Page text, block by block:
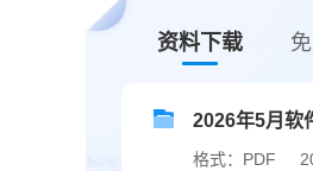
资料下载
2026年5月软
格式：PDF